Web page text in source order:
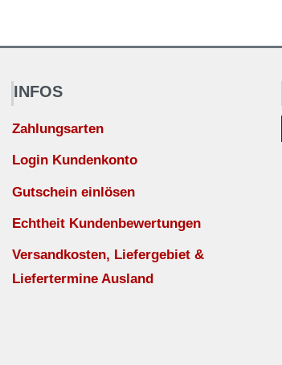
INFOS
Zahlungsarten
Login Kundenkonto
Gutschein einlösen
Echtheit Kundenbewertungen
Versandkosten, Liefergebiet &
Liefertermine Ausland